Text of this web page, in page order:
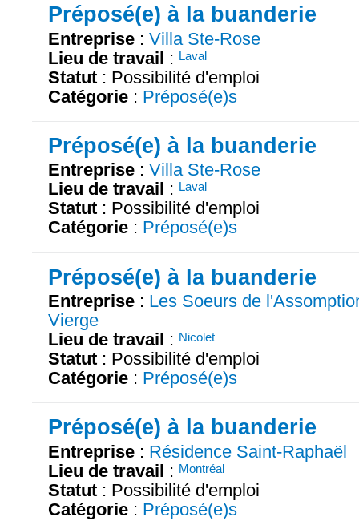
Préposé(e) à la buanderie
Entreprise : Villa Ste-Rose
Lieu de travail : Laval
Statut : Possibilité d'emploi
Catégorie : Préposé(e)s
Préposé(e) à la buanderie
Entreprise : Villa Ste-Rose
Lieu de travail : Laval
Statut : Possibilité d'emploi
Catégorie : Préposé(e)s
Préposé(e) à la buanderie
Entreprise : Les Soeurs de
Vierge
Lieu de travail : Nicolet
Statut : Possibilité d'emploi
Catégorie : Préposé(e)s
Préposé(e) à la buanderie
Entreprise : Résidence Saint-Raphaël
Lieu de travail : Montréal
Statut : Possibilité d'emploi
Catégorie : Préposé(e)s